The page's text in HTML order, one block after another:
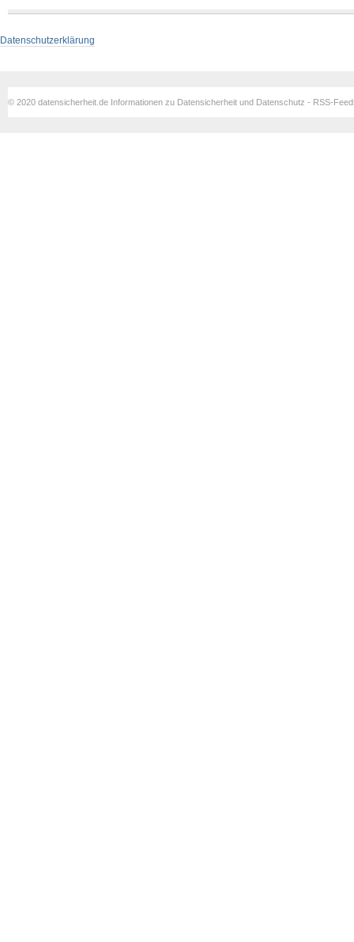
Datenschutzerklärung
© 2020 datensicherheit.de Informationen zu Datensicherheit und Datenschutz - RSS-